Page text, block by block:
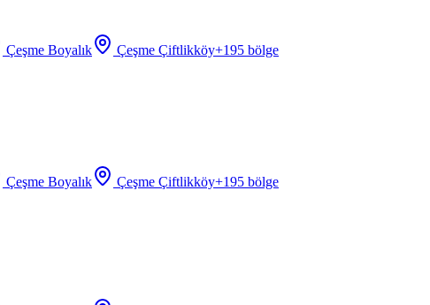
Çeşme Boyalık Çeşme Çiftlikköy+195 bölge
Çeşme Boyalık Çeşme Çiftlikköy+195 bölge